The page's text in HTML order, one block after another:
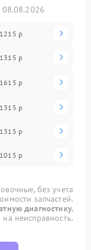
08.08.2026
1215 р
1315 р
1615 р
1315 р
1315 р
1015 р
без учета
запчастей.
диагностику.
неисправность.